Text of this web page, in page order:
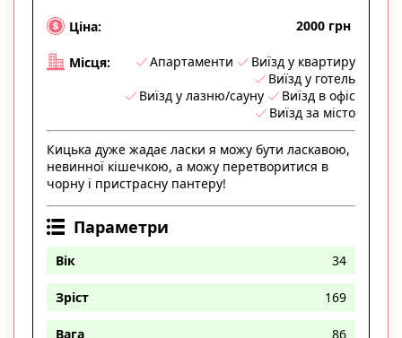
Ціна: 2000 грн
Місця: Апартаменти
Виїзд у квартиру
Виїзд у готель
Виїзд у лазню/сауну
Виїзд в офіс
Виїзд за місто
Кицька дуже жадає ласки я можу бути ласкавою,
невинної кішечкою, а можу перетворитися в
чорну і пристрасну пантеру!
Параметри
Вік 34
Зріст 169
Вага 86